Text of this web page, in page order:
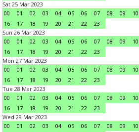
Sat 25 Mar 2023
00
01 02 03 04 05 06 07 08 09 10
16
17 18 19 20 21 22
23
Sun 26 Mar 2023
00
01 02 03 04 05 06 07 08 09 10
16
17 18 19 20 21 22
23
Mon 27 Mar 2023
00
01 02 03 04 05 06 07 08 09 10
16
17 18 19 20 21 22
23
Tue 28 Mar 2023
00
01 02 03 04 05 06 07 08 09 10
16
17 18 19 20 21 22
23
Wed 29 Mar 2023
00
01 02 03 04 05 06 07 08 09 10